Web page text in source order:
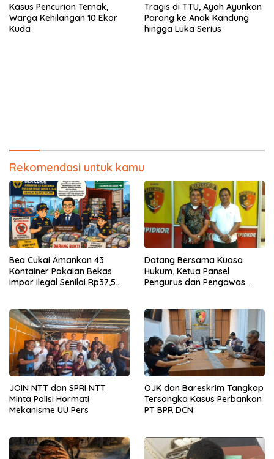
Kasus Pencurian Ternak,
Warga Kehilangan 10 Ekor
Kuda
Tragis di TTU, Ayah Ayunkan
Parang ke Anak Kandung
hingga Luka Serius
Rekomendasi untuk kamu
Bea Cukai Amankan 43
Kontainer Pakaian Bekas
Impor Ilegal Senilai Rp37,5
Datang Bersama Kuasa
Hukum, Ketua Pansel
Pengurus dan Pengawas
JOIN NTT dan SPRI NTT
Minta Polisi Hormati
Mekanisme UU Pers
OJK dan Bareskrim Tangkap
Tersangka Kasus Perbankan
PT BPR DCN